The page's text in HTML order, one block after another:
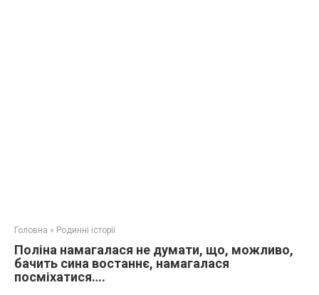
Головна » Родинні історії
Поліна намагалася не думати, що, можливо,
бачить сина востаннє, намагалася
посміхатися….